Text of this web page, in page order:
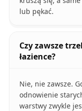
lub pękać.
Czy zawsze
łazience?
Nie, nie zawsze.
odnowienie
warstwy zwykle